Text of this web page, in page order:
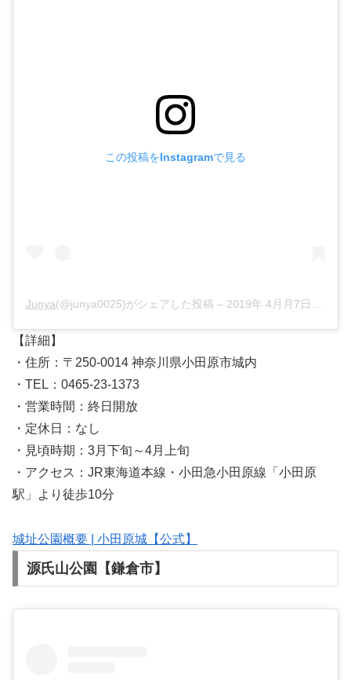
この投稿をInstagramで見る
Junya(@junya0025)がシェアした投稿 – 2019年 4月月7日午前12時05分PDT
【詳細】
・住所：〒250-0014 神奈川県小田原市城内
・TEL：0465-23-1373
・営業時間：終日開放
・定休日：なし
・見頃時期：3月下旬～4月上旬
・アクセス：JR東海道本線・小田急小田原線「小田原
駅」より徒歩10分
城址公園概要 | 小田原城【公式】
源氏山公園【鎌倉市】